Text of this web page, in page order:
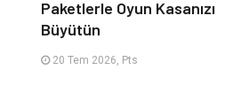
Paketlerle Oyun Kasanızı
Büyütün
20 Tem 2026, Pts